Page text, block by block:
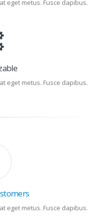
eget metus. Fusce dapibus.
eget metus. Fusce dapibus.
eget metus. Fusce dapibus.